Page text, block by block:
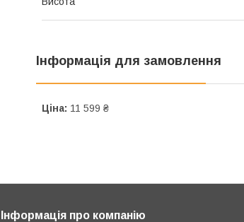
Інформація для замовлення
Ціна: 11 599 ₴
Інформація про компанію